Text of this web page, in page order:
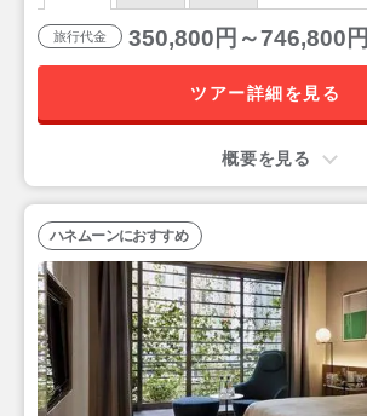
旅行代金 350,800円～746,800円
ツアー詳細を見る
概要を見る
ハネムーンにおすすめ